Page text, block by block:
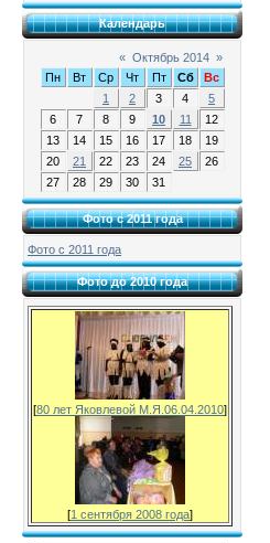
Календарь
« Октябрь 2014 »
Пн
Вт Ср Чт Пт Сб
Вс
1
2 3 4
5
6
7 8 9 10 11
12
13
14 15 16 17 18
19
20
21 22 23 24 25
26
27
28 29 30 31
Фото с 2011 года
Фото с 2011 года
Фото до 2010 года
[80 лет Яковлевой М.Я.06.04.2010]
[1 сентября 2008 года]